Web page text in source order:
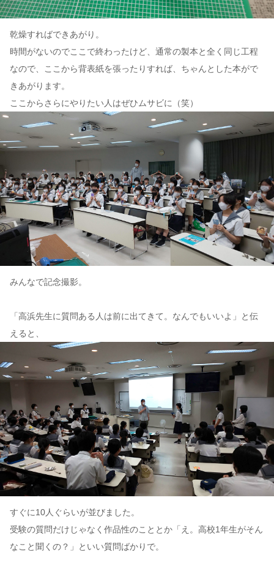
乾燥すればできあがり。
時間がないのでここで終わったけど、通常の製本と全く同じ工程
なので、ここから背表紙を張ったりすれば、ちゃんとした本がで
きあがります。
ここからさらにやりたい人はぜひムサビに（笑）
みんなで記念撮影。
「高浜先生に質問ある人は前に出てきて。なんでもいいよ」と伝
えると、
すぐに10人ぐらいが並びました。
受験の質問だけじゃなく作品性のこととか「え。高校1年生がそん
なこと聞くの？」といい質問ばかりで。